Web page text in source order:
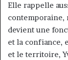
Elle rappelle
contemporaine,
devient une
et la confiance,
et le territoire,